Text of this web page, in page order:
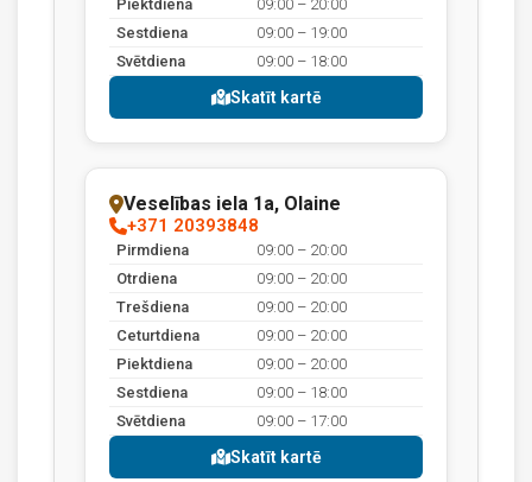
Piektdiena
09:00 – 20:00
Sestdiena
09:00 – 19:00
Svētdiena
09:00 – 18:00
Skatīt kartē
Veselības iela 1a, Olaine
+371 20393848
Pirmdiena
09:00 – 20:00
Otrdiena
09:00 – 20:00
Trešdiena
09:00 – 20:00
Ceturtdiena
09:00 – 20:00
Piektdiena
09:00 – 20:00
Sestdiena
09:00 – 18:00
Svētdiena
09:00 – 17:00
Skatīt kartē